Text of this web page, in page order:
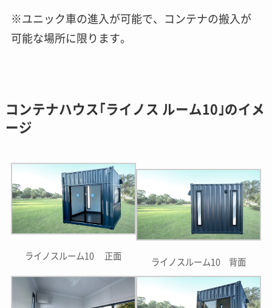
※ユニック車の進入が可能で、コンテナの搬入が
可能な場所に限ります。
コンテナハウス｢ライノス ルーム10｣のイメ
ージ
ライノスルーム10 正面
ライノスルーム10 背面